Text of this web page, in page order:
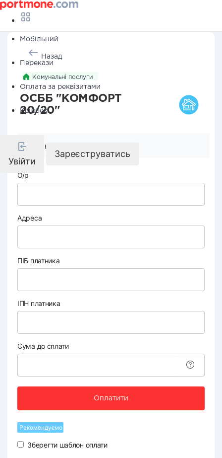
Мобільний
Перекази
Оплата за реквізитами
Кешбек
Увійти
Зареєструватись
Назад
Комунальні послуги
ОСББ "КОМФОРТ
20/20"
Реквізити компанії
О/р
Адреса
ПІБ платника
ІПН платника
Сума до сплати
Оплатити
Рекомендуємо
Зберегти шаблон оплати